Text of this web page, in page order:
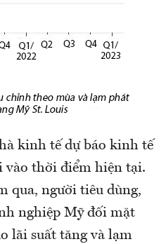
kinh tế dự báo kinh tế
vào thời điểm hiện tại.
qua, người tiêu dùng,
nghiệp Mỹ đối mặt
lãi suất tăng và lạm